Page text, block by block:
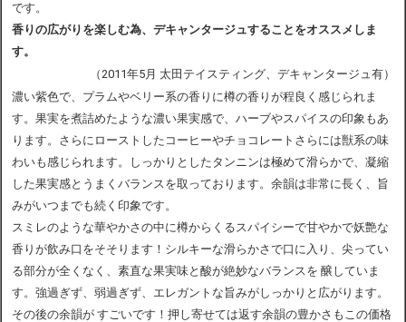
です。
香りの広がりを楽しむ為、デキャンタージュすることをオススメしま
す。
（2011年5月 太田テイスティング、デキャンタージュ有）
濃い紫色で、プラムやベリー系の香りに樽の香りが程良く感じられま
す。果実を煮詰めたような濃い果実感で、ハーブやスパイスの印象もあ
ります。さらにローストしたコーヒーやチョコレートさらには獣系の味
わいも感じられます。しっかりとしたタンニンは極めて滑らかで、凝縮
した果実感とうまくバランスを取っております。余韻は非常に長く、旨
みがいつまでも続く印象です。
スミレのような華やかさの中に樽からくるスパイシーで甘やかで妖艶な
香りが飲み口をそそります！シルキーな滑らかさで口に入り、尖ってい
る部分が全くなく、素直な果実味と酸が絶妙なバランスを 醸していま
す。強過ぎず、弱過ぎず、エレガントな旨みがしっかりと広がります。
その後の余韻が すごいです！押し寄せては返す余韻の豊かさもこの価格